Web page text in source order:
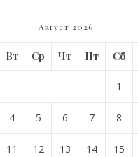
Август 2026
Вт Ср Чт Пт Сб
1
4 5 6 7 8
11 12 13 14 15